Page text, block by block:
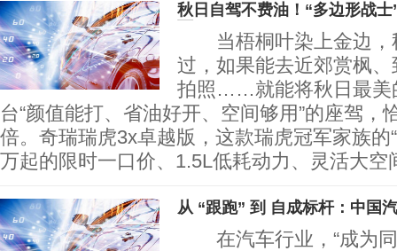
秋日自驾不费油！“多边形战
当梧桐叶染上金边，
过，如果能去近郊赏枫
拍照……就能将秋日最美
台“颜值能打、省油好开、空间够用”的座驾，
倍。奇瑞瑞虎3x卓越版，这款瑞虎冠军家族的
万起的限时一口价、1.5L低耗动力、灵活大空
从 “跟跑” 到 自成标杆：中国
在汽车行业，“成为同